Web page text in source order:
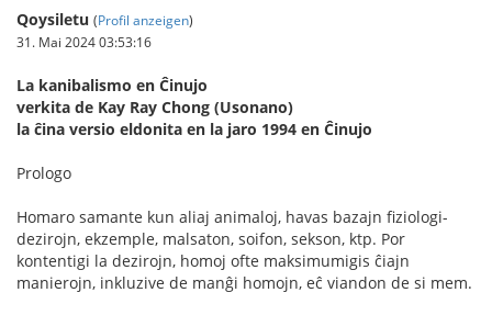
Qoysiletu (Profil anzeigen)
31. Mai 2024 03:53:16
La kanibalismo en Ĉinujo
verkita de Kay Ray Chong (Usonano)
la ĉina versio eldonita en la jaro 1994 en Ĉinujo
Prologo
Homaro samante kun aliaj animaloj, havas bazajn fiziologi-
dezirojn, ekzemple, malsaton, soifon, sekson, ktp. Por
kontentigi la dezirojn, homoj ofte maksimumigis ĉiajn
manierojn, inkluzive de manĝi homojn, eĉ viandon de si mem.